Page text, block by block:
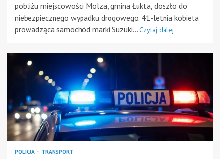
pobliżu miejscowości Molza, gmina Łukta, doszło do
niebezpiecznego wypadku drogowego. 41-letnia kobieta
prowadząca samochód marki Suzuki... Czytaj dalej
POLICJA TRANSPORT